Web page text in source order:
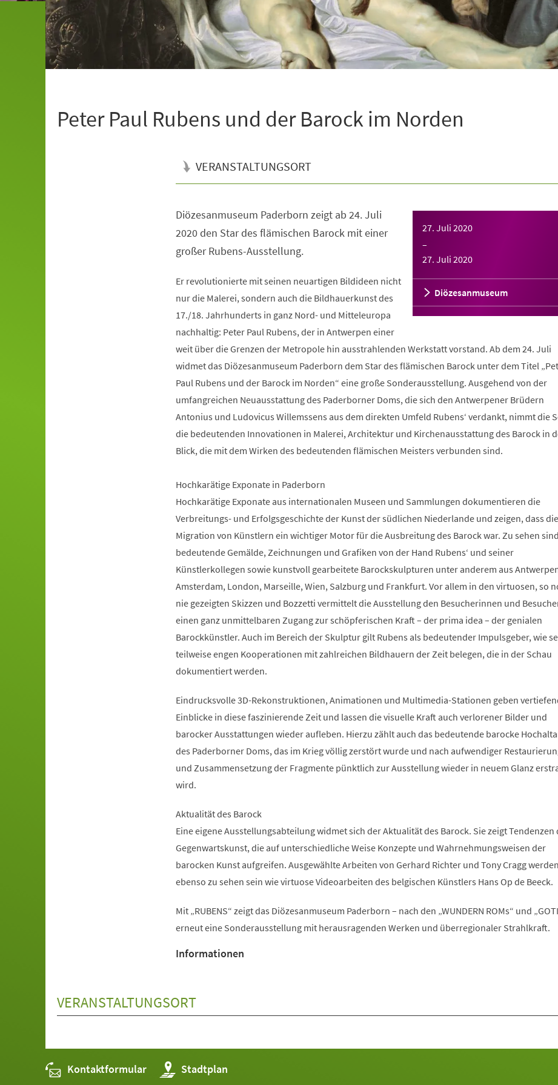
Peter Paul Rubens und der Barock im Norden
VERANSTALTUNGSORT
27. Juli 2020
–
27. Juli 2020
Diözesanmuseum
Diözesanmuseum Paderborn zeigt ab 24. Juli
2020 den Star des flämischen Barock mit einer
großer Rubens-Ausstellung.
Er revolutionierte mit seinen neuartigen Bildideen nicht
nur die Malerei, sondern auch die Bildhauerkunst des
17./18. Jahrhunderts in ganz Nord- und Mitteleuropa
nachhaltig: Peter Paul Rubens, der in Antwerpen einer
weit über die Grenzen der Metropole hin ausstrahlenden Werkstatt vorstand. Ab dem 24. Juli
widmet das Diözesanmuseum Paderborn dem Star des flämischen Barock unter dem Titel
Paul Rubens und der Barock im Norden“ eine große Sonderausstellung. Ausgehend von der
umfangreichen Neuausstattung des Paderborner Doms, die sich den Antwerpener Brüdern
Antonius und Ludovicus Willemssens aus dem direkten Umfeld Rubens‘ verdankt, nimmt die
die bedeutenden Innovationen in Malerei, Architektur und Kirchenausstattung des Barock in
Blick, die mit dem Wirken des bedeutenden flämischen Meisters verbunden sind.
Hochkarätige Exponate in Paderborn
Hochkarätige Exponate aus internationalen Museen und Sammlungen dokumentieren die
Verbreitungs- und Erfolgsgeschichte der Kunst der südlichen Niederlande und zeigen, dass die
Migration von Künstlern ein wichtiger Motor für die Ausbreitung des Barock war. Zu sehen sind
bedeutende Gemälde, Zeichnungen und Grafiken von der Hand Rubens‘ und seiner
Künstlerkollegen sowie kunstvoll gearbeitete Barockskulpturen unter anderem aus
Amsterdam, London, Marseille, Wien, Salzburg und Frankfurt. Vor allem in den virtuosen, so
nie gezeigten Skizzen und Bozzetti vermittelt die Ausstellung den Besucherinnen und
einen ganz unmittelbaren Zugang zur schöpferischen Kraft – der prima idea – der genialen
Barockkünstler. Auch im Bereich der Skulptur gilt Rubens als bedeutender Impulsgeber, wie
teilweise engen Kooperationen mit zahlreichen Bildhauern der Zeit belegen, die in der Schau
dokumentiert werden.
Eindrucksvolle 3D-Rekonstruktionen, Animationen und Multimedia-Stationen geben
Einblicke in diese faszinierende Zeit und lassen die visuelle Kraft auch verlorener Bilder und
barocker Ausstattungen wieder aufleben. Hierzu zählt auch das bedeutende barocke
des Paderborner Doms, das im Krieg völlig zerstört wurde und nach aufwendiger
und Zusammensetzung der Fragmente pünktlich zur Ausstellung wieder in neuem Glanz
wird.
Aktualität des Barock
Eine eigene Ausstellungsabteilung widmet sich der Aktualität des Barock. Sie zeigt Tendenzen
Gegenwartskunst, die auf unterschiedliche Weise Konzepte und Wahrnehmungsweisen der
barocken Kunst aufgreifen. Ausgewählte Arbeiten von Gerhard Richter und Tony Cragg
ebenso zu sehen sein wie virtuose Videoarbeiten des belgischen Künstlers Hans Op de Beeck.
Mit „RUBENS“ zeigt das Diözesanmuseum Paderborn – nach den „WUNDERN ROMs“ und
erneut eine Sonderausstellung mit herausragenden Werken und überregionaler Strahlkraft.
Informationen
VERANSTALTUNGSORT
Kontaktformular Stadtplan
(Öffnet
in